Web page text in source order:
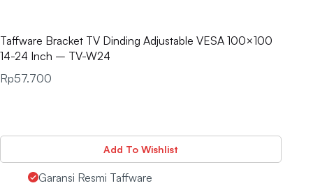
Taffware Bracket TV Dinding Adjustable VESA 100×100
14-24 Inch – TV-W24
Rp57.700
Add To Wishlist
Garansi Resmi Taffware